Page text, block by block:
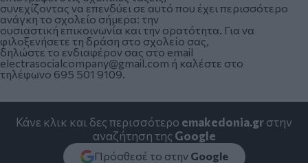
συνεχίζοντας να επενδύει σε αυτό που έχει περισσότερο
ανάγκη το σχολείο σήμερα: την
ουσιαστική επικοινωνία και την ορατότητα. Για να
φιλοξενήσετε τη δράση στο σχολείο σας,
δηλώστε το ενδιαφέρον σας στο email
electrasocialcompany@gmail.com ή καλέστε στο
τηλέφωνο 695 501 9109.
Κάνε κλικ και δες περισσότερο emakedonia.grστην
αναζήτηση της Google
Πρόσθεσέ το στην Google